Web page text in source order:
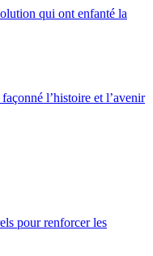
qui ont enfanté la
l’histoire et l’avenir
pour renforcer les